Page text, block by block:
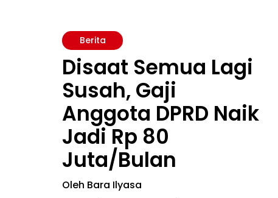
Berita
Disaat Semua Lagi
Susah, Gaji
Anggota DPRD Naik
Jadi Rp 80
Juta/Bulan
Oleh Bara Ilyasa